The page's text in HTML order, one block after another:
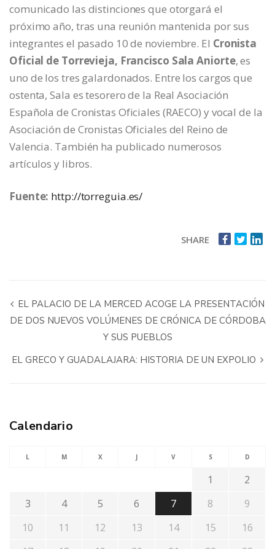
comunicado las distinciones que otorgará el
próximo año, tras una reunión mantenida por sus
integrantes el pasado 10 de noviembre. El Cronista
Oficial de Torrevieja, Francisco Sala Aniorte, es
uno de los tres galardonados. Entre los cargos que
ostenta, Sala es tesorero de la Real Asociación
Española de Cronistas Oficiales (RAECO) y vocal de la
Asociación de Cronistas Oficiales del Reino de
Valencia. También ha publicado numerosos
artículos y libros.
Fuente: http://torreguia.es/
SHARE
EL PALACIO DE LA MERCED ACOGE LA PRESENTACIÓN
DE DOS NUEVOS VOLÚMENES DE CRÓNICA DE CÓRDOBA
Y SUS PUEBLOS
EL GRECO Y GUADALAJARA: HISTORIA DE UN EXPOLIO
Calendario
L M X J V S D
1
2
3
4 5 6 7 8
9
10
11 12 13 14 15
16